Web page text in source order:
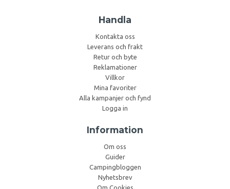
Handla
Kontakta oss
Leverans och frakt
Retur och byte
Reklamationer
Villkor
Mina favoriter
Alla kampanjer och fynd
Logga in
Information
Om oss
Guider
Campingbloggen
Nyhetsbrev
Om Cookies